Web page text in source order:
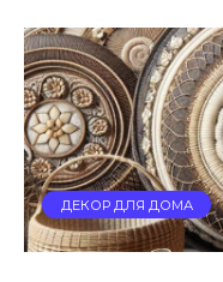
ДЕКОР ДЛЯ ДОМА